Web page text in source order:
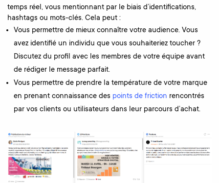
temps réel, vous mentionnant par le biais d’identifications,
hashtags ou mots-clés. Cela peut :
Vous permettre de mieux connaître votre audience. Vous
avez identifié un individu que vous souhaiteriez toucher ?
Discutez du profil avec les membres de votre équipe avant
de rédiger le message parfait.
Vous permettre de prendre la température de votre marque
en prenant connaissance des points de friction rencontrés
par vos clients ou utilisateurs dans leur parcours d’achat.